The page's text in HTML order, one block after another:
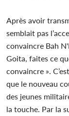
Après avoir
semblait pas
convaincre Bah
Goita, faites ce
convaincre ».
que le nouveau
des jeunes
la touche. Par la